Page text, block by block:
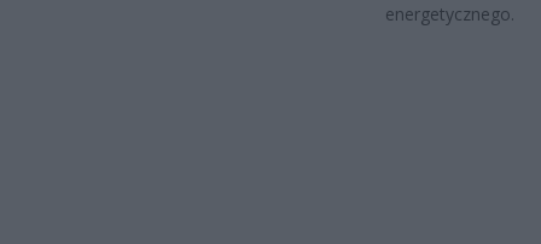
energetycznego.